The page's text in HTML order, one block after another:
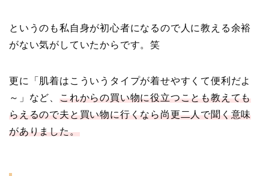
というのも私自身が初心者になるので人に教える余裕
がない気がしていたからです。笑
更に「肌着はこういうタイプが着せやすくて便利だよ
～」など、 これからの買い物に役立つことも教えても
らえるので夫と買い物に行くなら尚更二人で聞く意味
がありました。